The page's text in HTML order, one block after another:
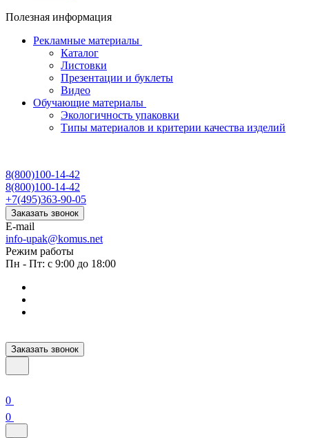
Полезная информация
Рекламные материалы
Каталог
Листовки
Презентации и буклеты
Видео
Обучающие материалы
Экологичность упаковки
Типы материалов и критерии качества изделий
8(800)100-14-42
8(800)100-14-42
+7(495)363-90-05
Заказать звонок
E-mail
info-upak@komus.net
Режим работы
Пн - Пт: с 9:00 до 18:00
Заказать звонок
0
0